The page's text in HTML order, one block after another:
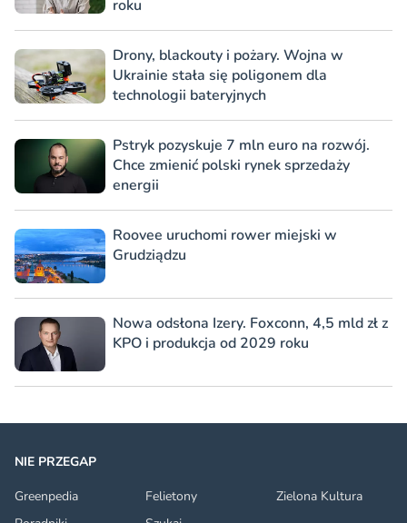
roku
Drony, blackouty i pożary. Wojna w
Ukrainie stała się poligonem dla
technologii bateryjnych
Pstryk pozyskuje 7 mln euro na rozwój.
Chce zmienić polski rynek sprzedaży
energii
Roovee uruchomi rower miejski w
Grudziądzu
Nowa odsłona Izery. Foxconn, 4,5 mld zł z
KPO i produkcja od 2029 roku
NIE PRZEGAP
Greenpedia
Felietony
Zielona Kultura